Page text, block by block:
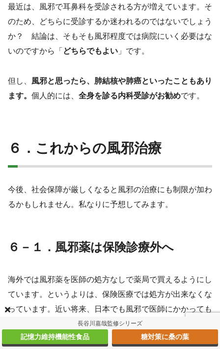
最近は、風邪で耳鼻科を受診される方が増えています。そ
のため、どちらに受診するか迷われるのではないでしょう
か？ 結論は、そもそも風邪程度では病院にいく必要はな
いのですから「 どちらでもよい 」です。
但し、 風邪と思ったら、肺結核や肺癌といったこともあり
ます。 個人的には、 全身を診る内科受診がお勧めです。
６．これからの風邪治療
今後、社会保障が厳しくなると風邪の治療にも制限が加わ
るかもしれません。私なりに予想してみます。
６－１．風邪薬は保険診療外へ
海外では風邪薬を医師の処方なしで薬局で買えるようにし
ています。というよりは、保険医療では処方が出来なくな
っています。近い将来、日本でも風邪で医師にかかっても
薬が出せなくなるでしょう。医療費の肥大はますます深刻
になっていきますから、この流れは間違いないと思われま
長谷川嘉哉監修シリーズ
記憶力維持機能性食品 糖対策に桑の葉